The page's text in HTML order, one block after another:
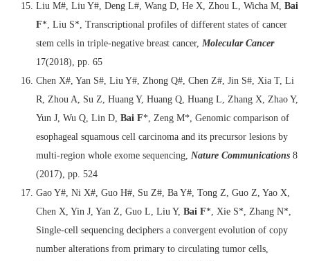
Liu M#, Liu Y#, Deng L#, Wang D, He X, Zhou L, Wicha M, Bai
F*, Liu S*, Transcriptional profiles of different states of cancer
stem cells in triple-negative breast cancer, Molecular Cancer
17(2018), pp. 65
Chen X#, Yan S#, Liu Y#, Zhong Q#, Chen Z#, Jin S#, Xia T, Li
R, Zhou A, Su Z, Huang Y, Huang Q, Huang L, Zhang X, Zhao Y,
Yun J, Wu Q, Lin D, Bai F*, Zeng M*, Genomic comparison of
esophageal squamous cell carcinoma and its precursor lesions by
multi-region whole exome sequencing, Nature Communications 8
(2017), pp. 524
Gao Y#, Ni X#, Guo H#, Su Z#, Ba Y#, Tong Z, Guo Z, Yao X,
Chen X, Yin J, Yan Z, Guo L, Liu Y, Bai F*, Xie S*, Zhang N*,
Single-cell sequencing deciphers a convergent evolution of copy
number alterations from primary to circulating tumor cells,